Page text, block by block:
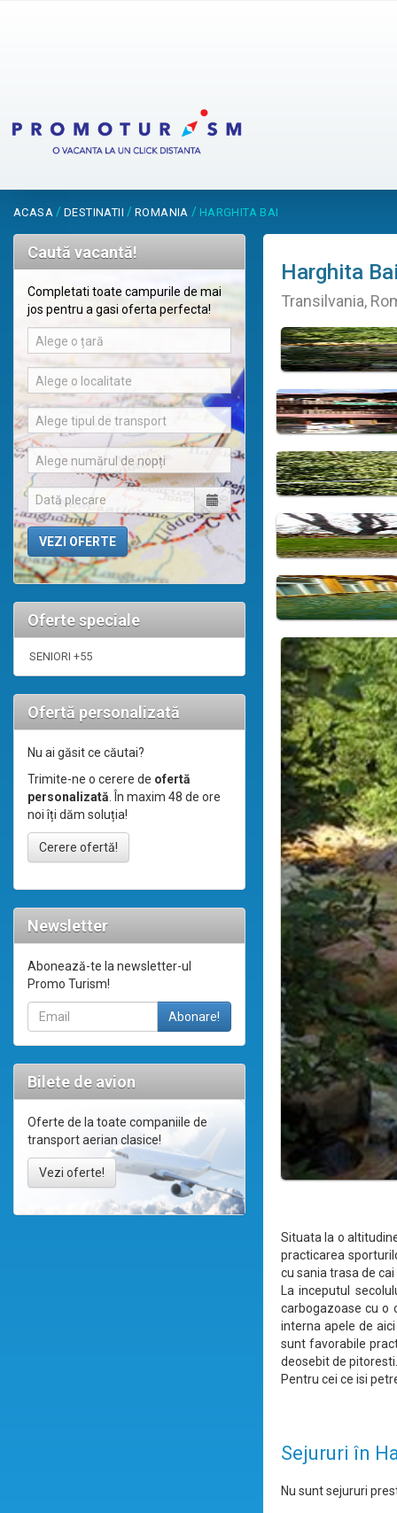
ACASA / DESTINATII / ROMANIA / HARGHITA BAI
Caută vacantă!
Completati toate campurile de mai
jos pentru a gasi oferta perfecta!
Alege o țară
Alege o localitate
Alege tipul de transport
Alege numărul de nopți
Oferte speciale
SENIORI +55
Ofertă personalizată
Nu ai găsit ce căutai?
Trimite-ne o cerere de ofertă
personalizată. În maxim 48 de ore
noi îți dăm soluția!
Cerere ofertă!
Newsletter
Abonează-te la newsletter-ul
Promo Turism!
Bilete de avion
Oferte de la toate companiile de
transport aerian clasice!
Vezi oferte!
Harghita
Transilvania,
Situata la o
practicarea
cu sania trasa de
La inceputul
carbogazoase cu o
interna apele de
sunt favorabile
deosebit de pitoresti.
Pentru cei ce isi
Sejururi în
Nu sunt sejururi